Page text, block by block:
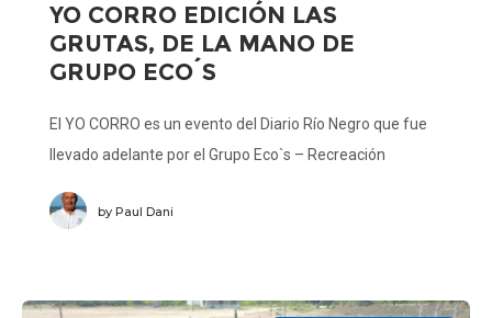
YO CORRO EDICIÓN LAS
GRUTAS, DE LA MANO DE
GRUPO ECO´S
El YO CORRO es un evento del Diario Río Negro que fue
llevado adelante por el Grupo Eco`s – Recreación
by Paul Dani